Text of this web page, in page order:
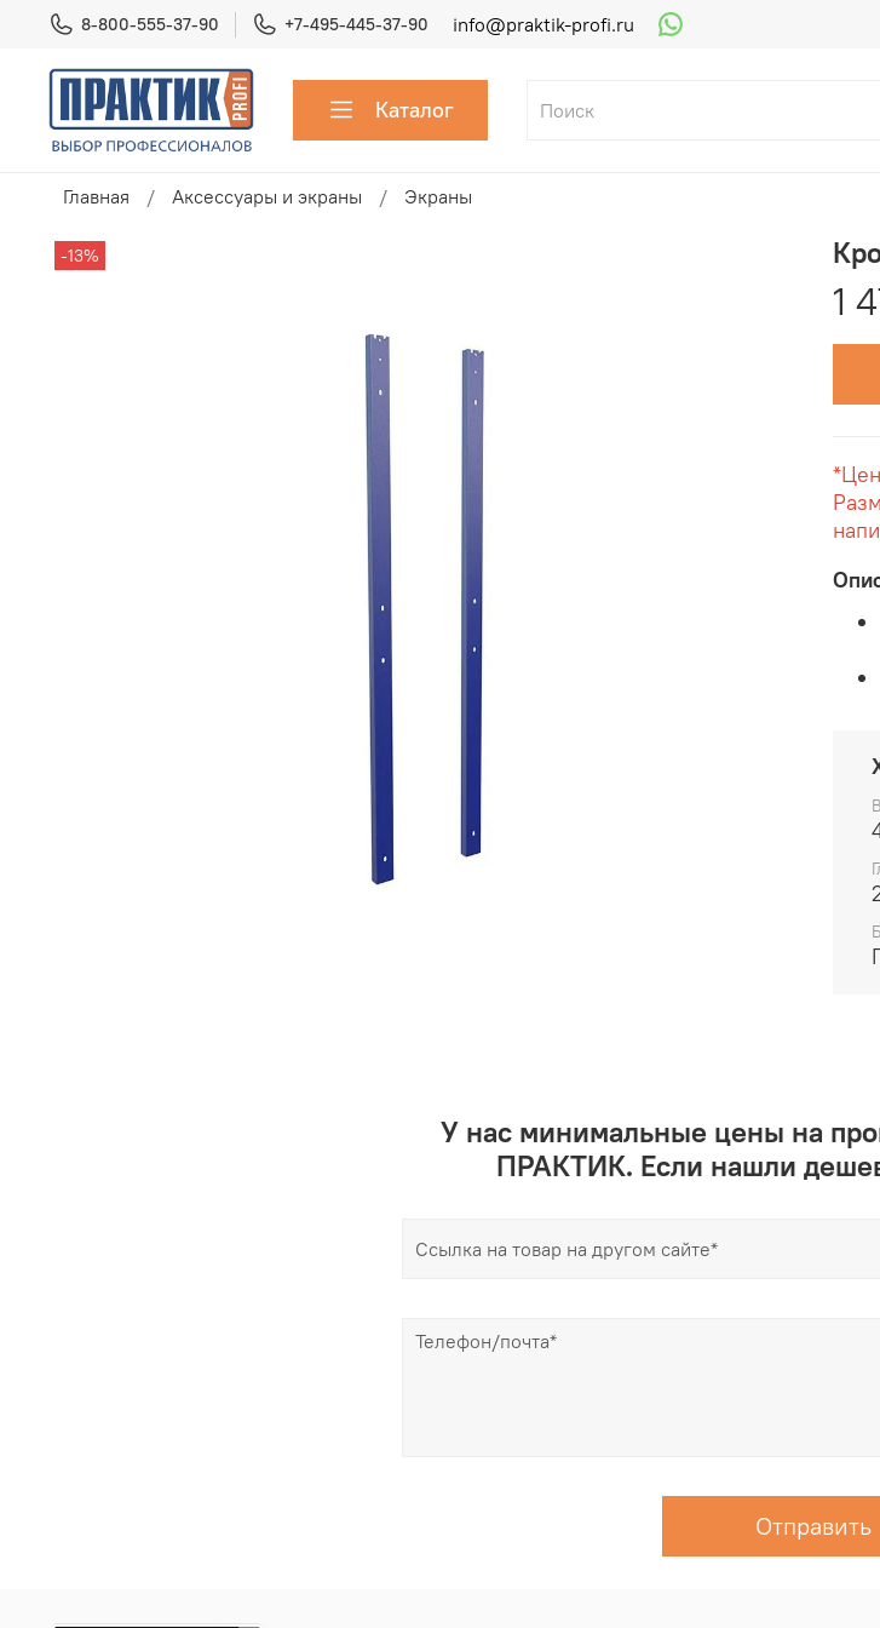
info@praktik-profi.ru
8-800-555-37-90 +7-495-445-37-90
Каталог
Главная Аксессуары и экраны Экраны
-13%
1
У нас минимальные цены на
ПРАКТИК. Если нашли
Отправить